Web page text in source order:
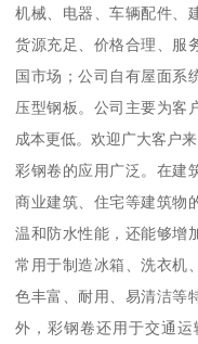
机械、电器、车辆配件、
货源充足、价格合理、服
国市场；公司自有屋面系
压型钢板。公司主要为客
成本更低。欢迎广大客户来
彩钢卷的应用广泛。在建
商业建筑、住宅等建筑物
温和防水性能，还能够增
常用于制造冰箱、洗衣机
色丰富、耐用、易清洁等
外，彩钢卷还用于交通